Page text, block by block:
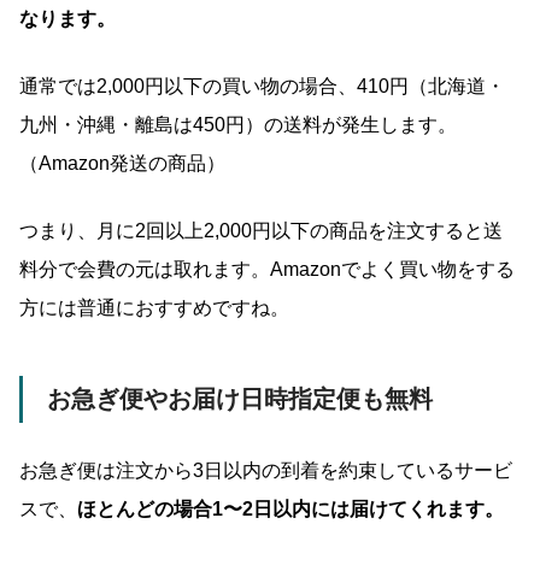
なります。
通常では2,000円以下の買い物の場合、410円（北海道・
九州・沖縄・離島は450円）の送料が発生します。
（Amazon発送の商品）
つまり、月に2回以上2,000円以下の商品を注文すると送
料分で会費の元は取れます。Amazonでよく買い物をする
方には普通におすすめですね。
お急ぎ便やお届け 日時指定便も無料
お急ぎ便は注文から3日以内の到着を約束しているサービ
スで、 ほとんどの場合1〜2日以内には届けてくれます。